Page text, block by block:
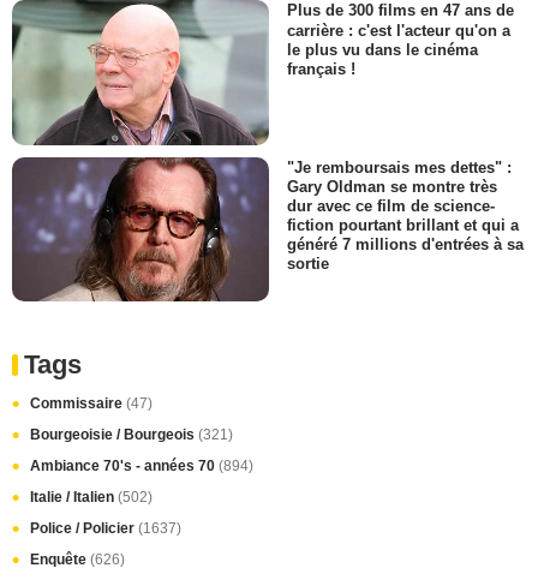
Plus de 300 films en 47 ans de
carrière : c'est l'acteur qu'on a
le plus vu dans le cinéma
français !
"Je remboursais mes dettes" :
Gary Oldman se montre très
dur avec ce film de science-
fiction pourtant brillant et qui a
généré 7 millions d'entrées à sa
sortie
Tags
Commissaire (47)
Bourgeoisie / Bourgeois (321)
Ambiance 70's - années 70 (894)
Italie / Italien (502)
Police / Policier (1637)
Enquête (626)